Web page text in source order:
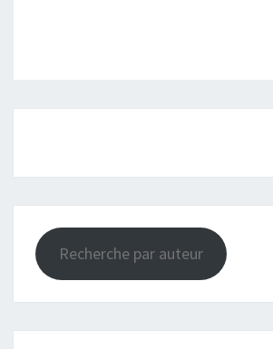
Recherche par auteur